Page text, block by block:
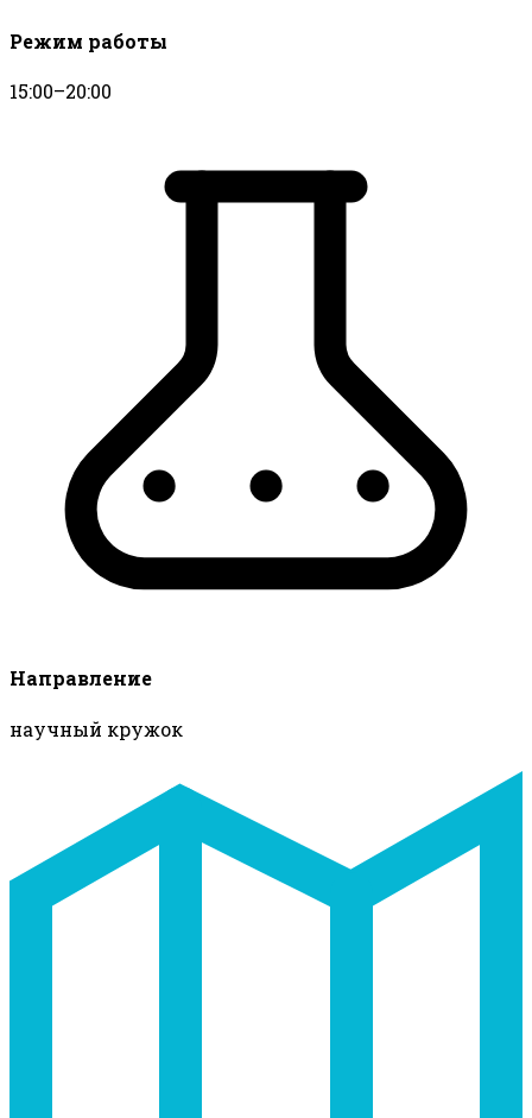
Режим работы
15:00–20:00
Направление
научный кружок